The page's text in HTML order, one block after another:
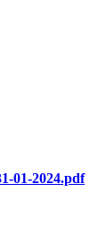
01-2024.pdf